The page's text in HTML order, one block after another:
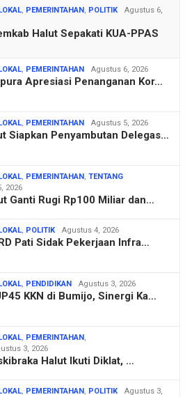
LOKAL, PEMERINTAHAN , POLITIK
Agustus 6,
Halut Sepakati KUA-PPAS
LOKAL, PEMERINTAHAN Agustus 6, 2026
Apresiasi Penanganan Kor…
LOKAL, PEMERINTAHAN Agustus 5, 2026
Siapkan Penyambutan Delegas…
LOKAL, PEMERINTAHAN , TENTANG
2026
Ganti Rugi Rp100 Miliar dan…
LOKAL, POLITIK Agustus 4, 2026
Pati Sidak Pekerjaan Infra…
LOKAL, PENDIDIKAN Agustus 3, 2026
KKN di Bumijo, Sinergi Ka…
LOKAL, PEMERINTAHAN ,
3, 2026
Halut Ikuti Diklat, …
LOKAL, PEMERINTAHAN , POLITIK
Agustus 3,